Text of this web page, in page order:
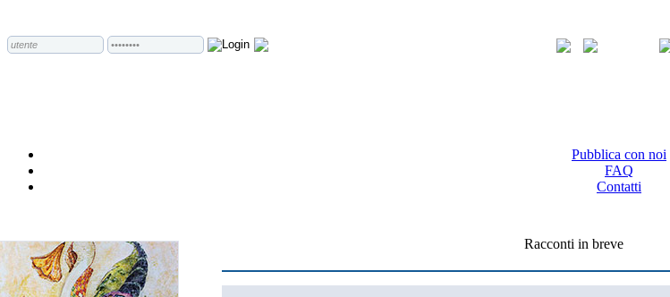
Pubblica con noi
FAQ
Contatti
Racconti in breve